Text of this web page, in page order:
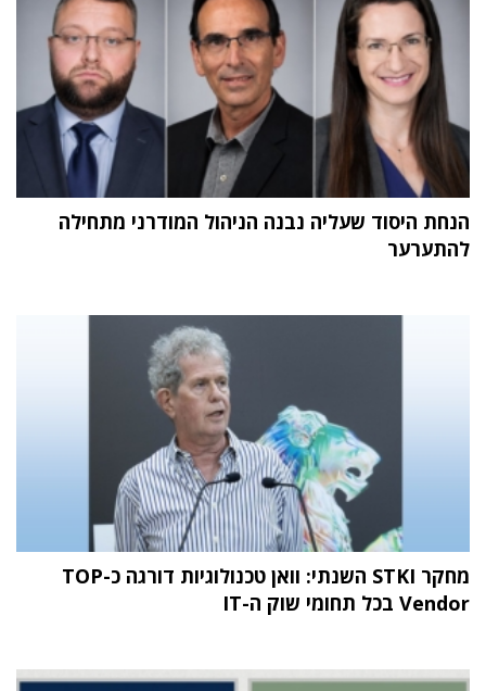
הנחת היסוד שעליה נבנה הניהול המודרני מתחילה
להתערער
מחקר STKI השנתי: וואן טכנולוגיות דורגה כ-TOP
Vendor בכל תחומי שוק ה-IT